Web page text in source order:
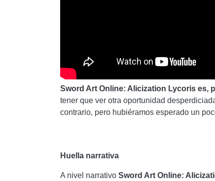
Sword Art Online: Alicization Lycoris es,
tener que ver otra oportunidad
contrario, pero hubiéramos esperado un
Huella narrativa
A nivel narrativo Sword Art Online: